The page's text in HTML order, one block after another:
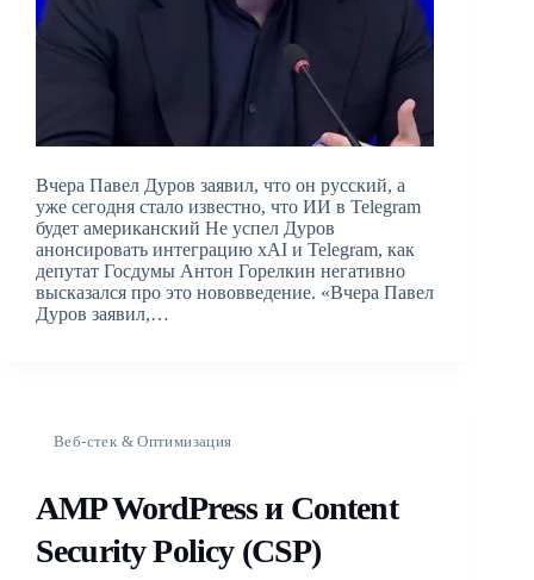
Вчера Павел Дуров заявил, что он русский, а
уже сегодня стало известно, что ИИ в Telegram
будет американский Не успел Дуров
анонсировать интеграцию xAI и Telegram, как
депутат Госдумы Антон Горелкин негативно
высказался про это нововведение. «Вчера Павел
Дуров заявил,…
Веб-стек & Оптимизация
AMP WordPress и Content
Security Policy (CSP)